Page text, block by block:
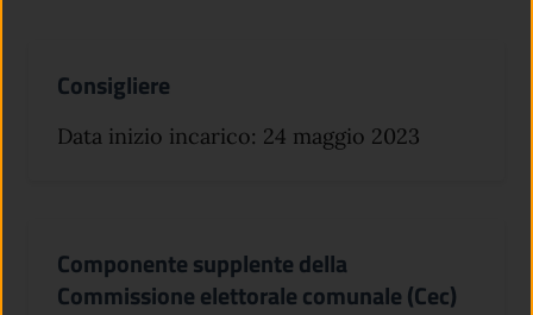
Consigliere
Data inizio incarico: 24 maggio 2023
Componente supplente della
Commissione elettorale comunale (Cec)